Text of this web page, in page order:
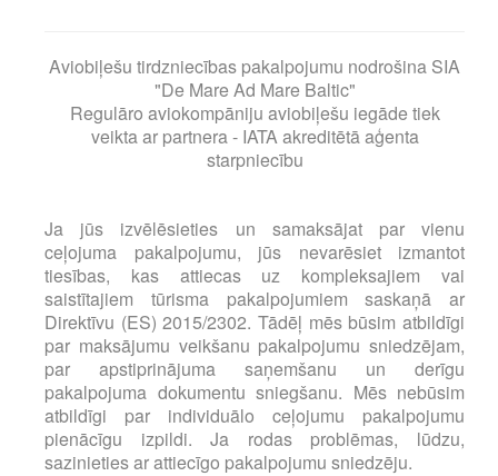
Aviobiļešu tirdzniecības pakalpojumu nodrošina SIA
"De Mare Ad Mare Baltic"
Regulāro aviokompāniju aviobiļešu iegāde tiek
veikta ar partnera - IATA akreditētā aģenta
starpniecību
Ja jūs izvēlēsieties un samaksājat par vienu
ceļojuma pakalpojumu, jūs nevarēsiet izmantot
tiesības, kas attiecas uz kompleksajiem vai
saistītajiem tūrisma pakalpojumiem saskaņā ar
Direktīvu (ES) 2015/2302. Tādēļ mēs būsim atbildīgi
par maksājumu veikšanu pakalpojumu sniedzējam,
par apstiprinājuma saņemšanu un derīgu
pakalpojuma dokumentu sniegšanu. Mēs nebūsim
atbildīgi par individuālo ceļojumu pakalpojumu
pienācīgu izpildi. Ja rodas problēmas, lūdzu,
sazinieties ar attiecīgo pakalpojumu sniedzēju.